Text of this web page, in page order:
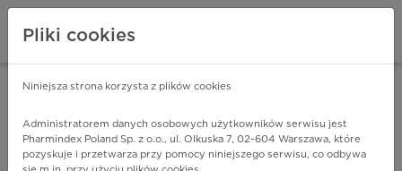
Pliki cookies
Niniejsza strona korzysta z plików cookies
Administratorem danych osobowych użytkowników serwisu jest
Pharmindex Poland Sp. z o.o., ul. Olkuska 7, 02-604 Warszawa, które
pozyskuje i przetwarza przy pomocy niniejszego serwisu, co odbywa
ZA DARMO - w Google Play INSTALUJ